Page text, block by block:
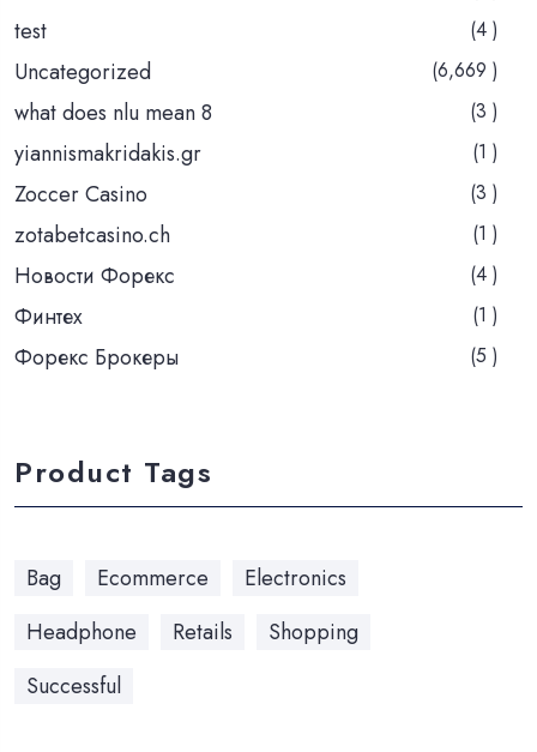
test (4 )
Uncategorized (6,669 )
what does nlu mean 8 (3 )
yiannismakridakis.gr (1 )
Zoccer Casino (3 )
zotabetcasino.ch (1 )
Новости Форекс (4 )
Финтех (1 )
Форекс Брокеры (5 )
Product Tags
Bag Ecommerce
Electronics
Headphone
Retails
Shopping
Successful